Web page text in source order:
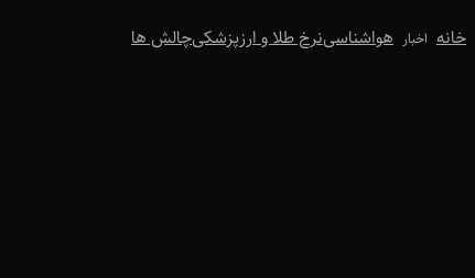
خانه اخبار هواشناسینرخ طلا و ارزپزشکیچالش ها